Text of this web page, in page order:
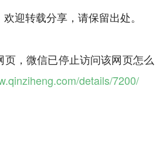
欢迎转载分享，请保留出处。
，微信已停止访问该网页怎么
details/7200/